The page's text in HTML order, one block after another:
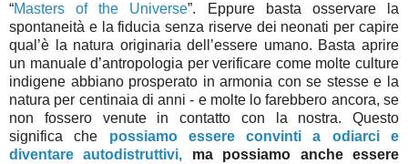
“Masters of the Universe”. Eppure basta osservare la
spontaneità e la fiducia senza riserve dei neonati per capire
qual’è la natura originaria dell’essere umano. Basta aprire
un manuale d’antropologia per verificare come molte culture
indigene abbiano prosperato in armonia con se stesse e la
natura per centinaia di anni - e molte lo farebbero ancora, se
non fossero venute in contatto con la nostra. Questo
significa che possiamo essere convinti a odiarci
e
diventare autodistruttivi, ma possiamo anche essere